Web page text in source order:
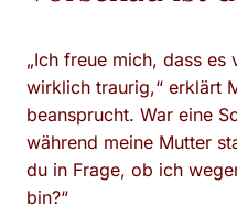
„Ich freue mich, dass
wirklich traurig,“ erklärt
beansprucht. War eine
während meine Mutter
du in Frage, ob ich
bin?“